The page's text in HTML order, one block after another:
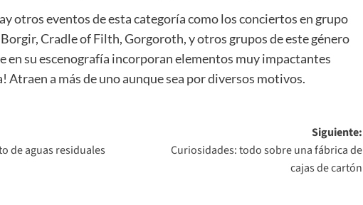
otros eventos de esta categoría como los conciertos en grupo
Cradle of Filth, Gorgoroth, y otros grupos de este género
en su escenografía incorporan elementos muy impactantes
Atraen a más de uno aunque sea por diversos motivos.
de aguas residuales
Siguiente:
Curiosidades: todo sobre una fábrica de
cajas de cartón